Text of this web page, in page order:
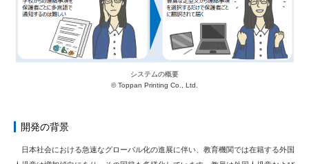
システムの概要
© Toppan Printing Co., Ltd.
開発の背景
日本社会における急速なグローバル化の進展に伴い、教育機関では在籍する外国